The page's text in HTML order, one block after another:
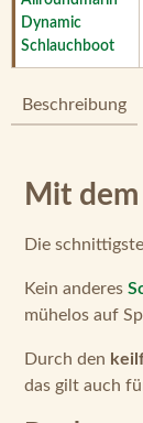
Beschreibung
Mit
Die
Kein anderes
mühelos auf
Durch den
das gilt auch